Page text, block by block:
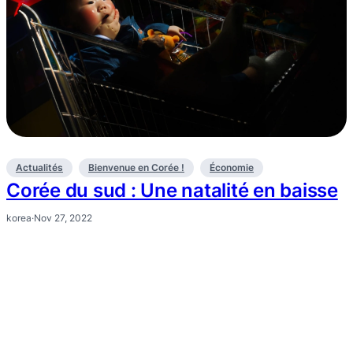
Actualités Bienvenue en Corée ! Économie
Corée du sud : Une natalité en baisse
korea·Nov 27, 2022